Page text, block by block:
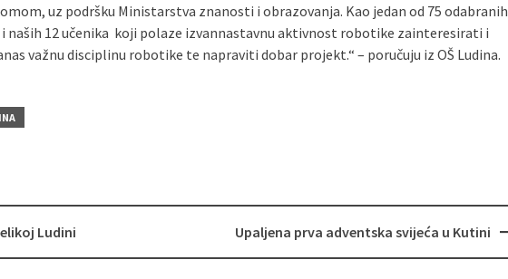
uz podršku Ministarstva znanosti i obrazovanja. Kao jedan od 75 odabranih
i naših 12 učenika koji polaze izvannastavnu aktivnost robotike zainteresirati i
važnu disciplinu robotike te napraviti dobar projekt.“ – poručuju iz OŠ Ludina.
Ludini Upaljena prva adventska svijeća u Kutini